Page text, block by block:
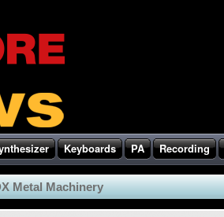
Keyboards PA Recording
Metal Machinery